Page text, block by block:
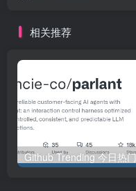
相关推荐